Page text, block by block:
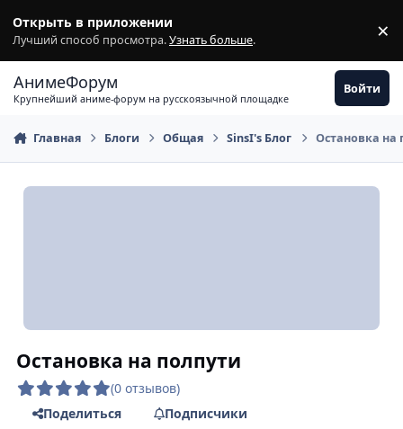
Открыть в приложении
Лучший способ просмотра.Узнать больше. ×
АнимеФорум
Крупнейший аниме-форум на русскоязычной площадке
Войти
Главная Блоги Общая SinsI's Блог Остановка на
Остановка на полпути
(0 отзывов)
Поделиться
Подписчики